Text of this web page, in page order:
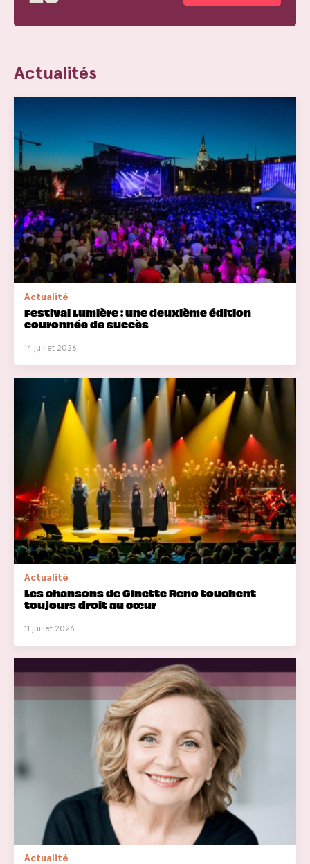
Actualités
Actualité
Festival Lumière : une deuxième édition
couronnée de succès
14 juillet 2026
Actualité
Les chansons de Ginette Reno touchent
toujours droit au cœur
11 juillet 2026
Actualité